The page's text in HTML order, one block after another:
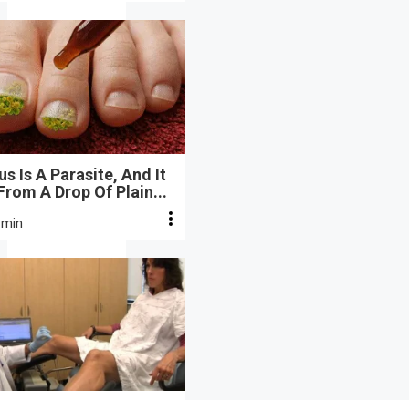
Is A Parasite, And It
A Drop Of Plain...